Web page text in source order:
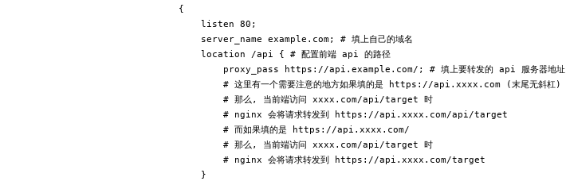
{
    listen 80;
    server_name example.com; # 填上自己的域名
    location /api { # 配置前端 api 的路径
        proxy_pass https://api.example.com/; # 填上要转发的 api 服务器地址
        # 这里有一个需要注意的地方如果填的是 https://api.xxxx.com (末尾无斜杠)
        # 那么, 当前端访问 xxxx.com/api/target 时
        # nginx 会将请求转发到 https://api.xxxx.com/api/target
        # 而如果填的是 https://api.xxxx.com/
        # 那么, 当前端访问 xxxx.com/api/target 时
        # nginx 会将请求转发到 https://api.xxxx.com/target
    }